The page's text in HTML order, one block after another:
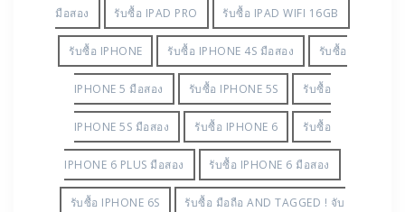
มือสอง รับซื้อ IPAD PRO รับซื้อ IPAD WIFI 16GB
รับซื้อ IPHONE รับซื้อ IPHONE 4S มือสอง รับซื้อ
IPHONE 5 มือสอง รับซื้อ IPHONE 5S รับซื้อ
IPHONE 5S มือสอง รับซื้อ IPHONE 6 รับซื้อ
IPHONE 6 PLUS มือสอง รับซื้อ IPHONE 6 มือสอง
รับซื้อ IPHONE 6S รับซื้อ มือถือ AND TAGGED ! จับ